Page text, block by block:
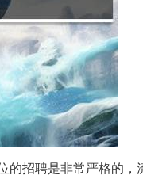
招聘是非常严格的